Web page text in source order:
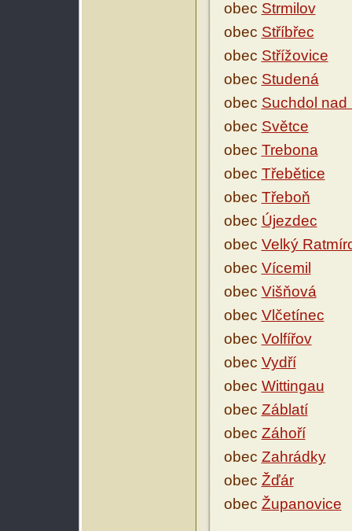
obec Strmilov
obec Stříbřec
obec Střížovice
obec Studená
obec Suchdol nad
obec Světce
obec Trebona
obec Třebětice
obec Třeboň
obec Újezdec
obec Velký
obec Vícemil
obec Višňová
obec Vlčetínec
obec Volfířov
obec Vydří
obec Wittingau
obec Záblatí
obec Záhoří
obec Zahrádky
obec Žďár
obec Županovice